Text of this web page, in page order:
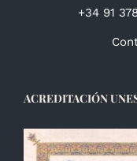
+34 91
ACREDITACIÓN